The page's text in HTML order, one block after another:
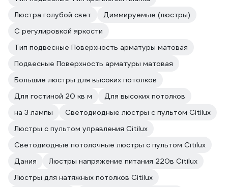
Люстра голубой свет
Диммируемые (люстры)
С регулировкой яркости
Тип подвесные Поверхность арматуры матовая
Подвесные Поверхность арматуры матовая
Большие люстры для высоких потолков
Для гостиной 20 кв м
Для высоких потолков
на 3 лампы
Светодиодные люстры с пультом Citilux
Люстры с пультом управления Citilux
Светодиодные потолочные люстры с пультом Citilux
Дания
Люстры напряжение питания 220в Citilux
Люстры для натяжных потолков Citilux